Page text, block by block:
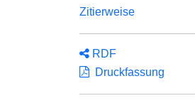
Zitierweise
RDF
Druckfassung